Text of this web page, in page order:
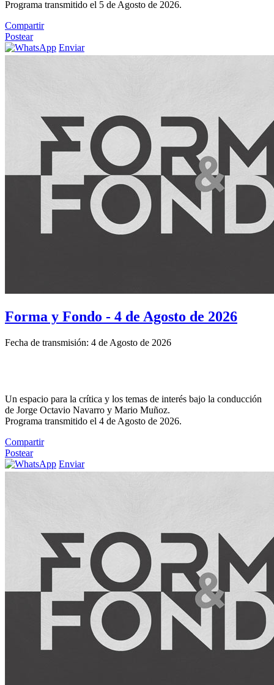
Programa transmitido el 5 de Agosto de 2026.
Compartir
Postear
Enviar
Forma y Fondo - 4 de Agosto de 2026
Fecha de transmisión: 4 de Agosto de 2026
Un espacio para la crítica y los temas de interés bajo la conducción
de Jorge Octavio Navarro y Mario Muñoz.
Programa transmitido el 4 de Agosto de 2026.
Compartir
Postear
Enviar